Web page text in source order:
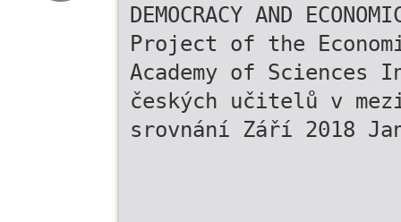
DEMOCRACY AND
Project of the
Academy of
českých učitelů v
srovnání Září 2018